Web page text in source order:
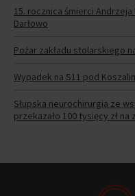
15. rocznica śmierci
Darłowo
Pożar zakładu stolarskiego
Wypadek na S11 pod
Słupska neurochirurgia ze
przekazało 100 tysięcy zł